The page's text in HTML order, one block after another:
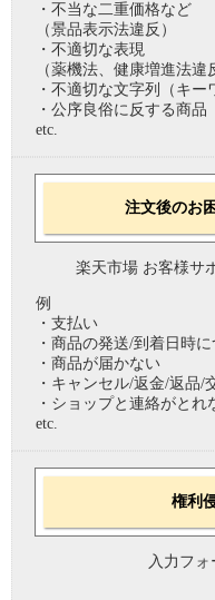
・不当な二重価格など
（景品表示法違反）
・不適切な表現
（薬機法、健康増進法違
・不適切な文字列（キー
・公序良俗に反する商品
etc.
注文後のお
楽天市場 お客様サ
例
・支払い
・商品の発送/到着日時に
・商品が届かない
・キャンセル/返金/返品/
・ショップと連絡がとれ
etc.
権利
入力フォ